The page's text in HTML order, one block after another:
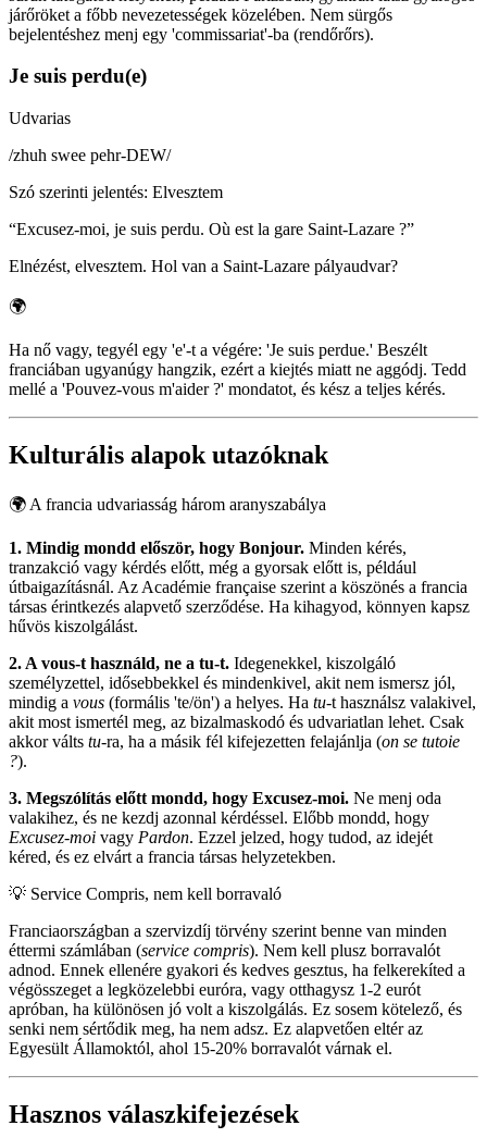
járőröket a főbb nevezetességek közelében. Nem sürgős
bejelentéshez menj egy 'commissariat'-ba (rendőrőrs).
Je suis perdu(e)
Udvarias
/zhuh swee pehr-DEW/
Szó szerinti jelentés: Elvesztem
“Excusez-moi, je suis perdu. Où est la gare Saint-Lazare ?”
Elnézést, elvesztem. Hol van a Saint-Lazare pályaudvar?
🌍
Ha nő vagy, tegyél egy 'e'-t a végére: 'Je suis perdue.' Beszélt
franciában ugyanúgy hangzik, ezért a kiejtés miatt ne aggódj. Tedd
mellé a 'Pouvez-vous m'aider ?' mondatot, és kész a teljes kérés.
Kulturális alapok utazóknak
🌍 A francia udvariasság három aranyszabálya
1. Mindig mondd először, hogy Bonjour. Minden kérés,
tranzakció vagy kérdés előtt, még a gyorsak előtt is, például
útbaigazításnál. Az Académie française szerint a köszönés a francia
társas érintkezés alapvető szerződése. Ha kihagyod, könnyen kapsz
hűvös kiszolgálást.
2. A vous-t használd, ne a tu-t. Idegenekkel, kiszolgáló
személyzettel, idősebbekkel és mindenkivel, akit nem ismersz jól,
mindig a vous (formális 'te/ön') a helyes. Ha tu-t használsz valakivel,
akit most ismertél meg, az bizalmaskodó és udvariatlan lehet. Csak
akkor válts tu-ra, ha a másik fél kifejezetten felajánlja (on se tutoie
?).
3. Megszólítás előtt mondd, hogy Excusez-moi. Ne menj oda
valakihez, és ne kezdj azonnal kérdéssel. Előbb mondd, hogy
Excusez-moi vagy Pardon. Ezzel jelzed, hogy tudod, az idejét
kéred, és ez elvárt a francia társas helyzetekben.
💡 Service Compris, nem kell borravaló
Franciaországban a szervizdíj törvény szerint benne van minden
éttermi számlában (service compris). Nem kell plusz borravalót
adnod. Ennek ellenére gyakori és kedves gesztus, ha felkerekíted a
végösszeget a legközelebbi euróra, vagy otthagysz 1-2 eurót
apróban, ha különösen jó volt a kiszolgálás. Ez sosem kötelező, és
senki nem sértődik meg, ha nem adsz. Ez alapvetően eltér az
Egyesült Államoktól, ahol 15-20% borravalót várnak el.
Hasznos válaszkifejezések